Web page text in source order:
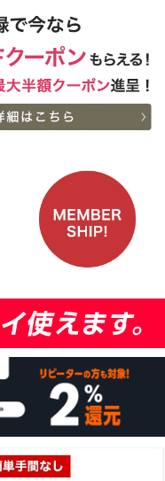
段
[お徳用]アウトレット A5
等級神戸牛 焼肉・BBQ
1.5kg)
神戸牛 食べ比べお重 二
神戸牛目録 選べるセッ
ト １万５千円
A5等級 神戸牛 フィレ ブ
ロック 500g
[家庭用] A5等級神戸牛
肩ロースしゃぶしゃぶ
200g〜1kg
神戸牛ギフトセット 1万
円 ステーキ・ハンバーグ
（ランプ100ｇ×2枚・ハ
ンバーグ150ｇ×4個）
円 すきやき（リブロー
ス・肩ロース・ランプ）